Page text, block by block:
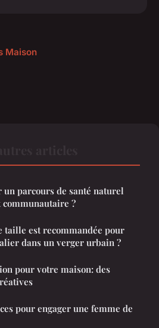
Maison
un parcours de santé naturel
communautaire ?
taille est recommandée pour
dans un verger urbain ?
pour votre maison: des
pour engager une femme de